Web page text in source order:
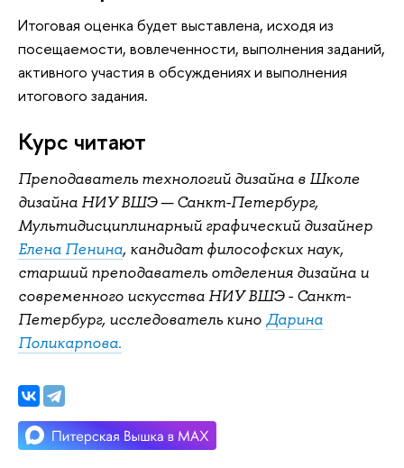
Итоговая оценка будет выставлена, исходя из
посещаемости, вовлеченности, выполнения заданий,
активного участия в обсуждениях и выполнения
итогового задания.
Курс читают
Преподаватель технологий дизайна в Школе
дизайна НИУ ВШЭ — Санкт-Петербург,
Мультидисциплинарный графический дизайнер
Елена Пенина, кандидат философских наук,
старший преподаватель отделения дизайна и
современного искусства НИУ ВШЭ - Санкт-
Петербург, исследователь кино Дарина
Поликарпова.